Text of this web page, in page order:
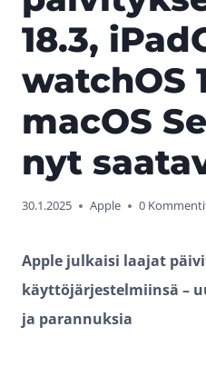
18.3,
watchOS
macOS
nyt
30.1.2025 Apple 0
Apple julkaisi laajat
käyttöjärjestelmiinsä –
ja parannuksia